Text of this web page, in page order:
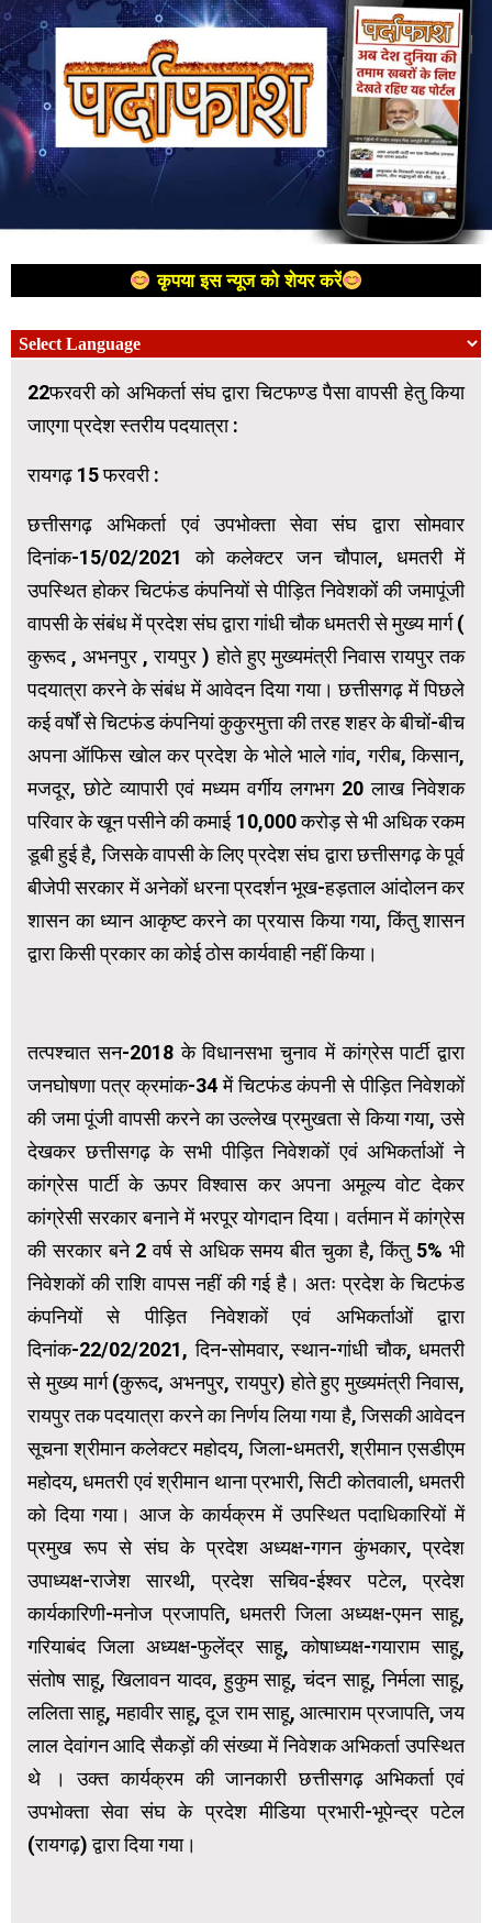
कृपया इस न्यूज को शेयर करें
22फरवरी को अभिकर्ता संघ द्वारा चिटफण्ड पैसा वापसी हेतु किया
जाएगा प्रदेश स्तरीय पदयात्रा :
रायगढ़ 15 फरवरी :
छत्तीसगढ़ अभिकर्ता एवं उपभोक्ता सेवा संघ द्वारा सोमवार
दिनांक-15/02/2021 को कलेक्टर जन चौपाल, धमतरी में
उपस्थित होकर चिटफंड कंपनियों से पीड़ित निवेशकों की जमापूंजी
वापसी के संबंध में प्रदेश संघ द्वारा गांधी चौक धमतरी से मुख्य मार्ग (
कुरूद , अभनपुर , रायपुर ) होते हुए मुख्यमंत्री निवास रायपुर तक
पदयात्रा करने के संबंध में आवेदन दिया गया। छत्तीसगढ़ में पिछले
कई वर्षों से चिटफंड कंपनियां कुकुरमुत्ता की तरह शहर के बीचों-बीच
अपना ऑफिस खोल कर प्रदेश के भोले भाले गांव, गरीब, किसान,
मजदूर, छोटे व्यापारी एवं मध्यम वर्गीय लगभग 20 लाख निवेशक
परिवार के खून पसीने की कमाई 10,000 करोड़ से भी अधिक रकम
डूबी हुई है, जिसके वापसी के लिए प्रदेश संघ द्वारा छत्तीसगढ़ के पूर्व
बीजेपी सरकार में अनेकों धरना प्रदर्शन भूख-हड़ताल आंदोलन कर
शासन का ध्यान आकृष्ट करने का प्रयास किया गया, किंतु शासन
द्वारा किसी प्रकार का कोई ठोस कार्यवाही नहीं किया।
तत्पश्चात सन-2018 के विधानसभा चुनाव में कांग्रेस पार्टी द्वारा
जनघोषणा पत्र क्रमांक-34 में चिटफंड कंपनी से पीड़ित निवेशकों
की जमा पूंजी वापसी करने का उल्लेख प्रमुखता से किया गया, उसे
देखकर छत्तीसगढ़ के सभी पीड़ित निवेशकों एवं अभिकर्ताओं ने
कांग्रेस पार्टी के ऊपर विश्वास कर अपना अमूल्य वोट देकर
कांग्रेसी सरकार बनाने में भरपूर योगदान दिया। वर्तमान में कांग्रेस
की सरकार बने 2 वर्ष से अधिक समय बीत चुका है, किंतु 5% भी
निवेशकों की राशि वापस नहीं की गई है। अतः प्रदेश के चिटफंड
कंपनियों से पीड़ित निवेशकों एवं अभिकर्ताओं द्वारा
दिनांक-22/02/2021, दिन-सोमवार, स्थान-गांधी चौक, धमतरी
से मुख्य मार्ग (कुरूद, अभनपुर, रायपुर) होते हुए मुख्यमंत्री निवास,
रायपुर तक पदयात्रा करने का निर्णय लिया गया है, जिसकी आवेदन
सूचना श्रीमान कलेक्टर महोदय, जिला-धमतरी, श्रीमान एसडीएम
महोदय, धमतरी एवं श्रीमान थाना प्रभारी, सिटी कोतवाली, धमतरी
को दिया गया। आज के कार्यक्रम में उपस्थित पदाधिकारियों में
प्रमुख रूप से संघ के प्रदेश अध्यक्ष-गगन कुंभकार, प्रदेश
उपाध्यक्ष-राजेश सारथी, प्रदेश सचिव-ईश्वर पटेल, प्रदेश
कार्यकारिणी-मनोज प्रजापति, धमतरी जिला अध्यक्ष-एमन साहू,
गरियाबंद जिला अध्यक्ष-फुलेंद्र साहू, कोषाध्यक्ष-गयाराम साहू,
संतोष साहू, खिलावन यादव, हुकुम साहू, चंदन साहू, निर्मला साहू,
ललिता साहू, महावीर साहू, दूज राम साहू, आत्माराम प्रजापति, जय
लाल देवांगन आदि सैकड़ों की संख्या में निवेशक अभिकर्ता उपस्थित
थे । उक्त कार्यक्रम की जानकारी छत्तीसगढ़ अभिकर्ता एवं
उपभोक्ता सेवा संघ के प्रदेश मीडिया प्रभारी-भूपेन्द्र पटेल
(रायगढ़) द्वारा दिया गया।